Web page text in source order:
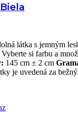
látka s jemným
Vyberte si farbu a
145 cm ± 2 cm
je uvedená za